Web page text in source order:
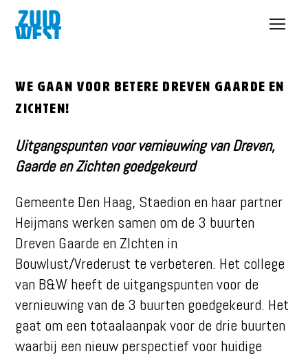
Open
We gaan voor betere Dreven Gaarde en
Zichten!
Uitgangspunten voor vernieuwing van Dreven,
Gaarde en Zichten goedgekeurd
Gemeente Den Haag, Staedion en haar partner
Heijmans werken samen om de 3 buurten
Dreven Gaarde en ZIchten in
Bouwlust/Vrederust te verbeteren. Het college
van B&W heeft de uitgangspunten voor de
vernieuwing van de 3 buurten goedgekeurd. Het
gaat om een totaalaanpak voor de drie buurten
waarbij een nieuw perspectief voor huidige